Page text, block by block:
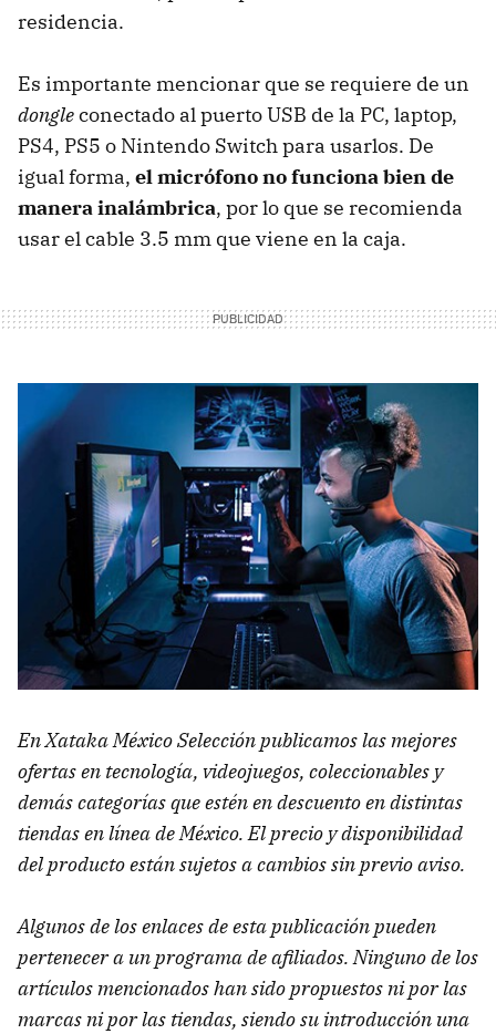
residencia.
Es importante mencionar que se requiere de un
dongleconectado al puerto USB de la PC, laptop,
PS4, PS5 o Nintendo Switch para usarlos. De
igual forma, el micrófono no funciona bien de
manera inalámbrica, por lo que se recomienda
usar el cable 3.5 mm que viene en la caja.
En Xataka México Selección publicamos las mejores
ofertas en tecnología, videojuegos, coleccionables y
demás categorías que estén en descuento en distintas
tiendas en línea de México. El precio y disponibilidad
del producto están sujetos a cambios sin previo aviso.
Algunos de los enlaces de esta publicación pueden
pertenecer a un programa de afiliados. Ninguno de los
artículos mencionados han sido propuestos ni por las
marcas ni por las tiendas, siendo su introducción una